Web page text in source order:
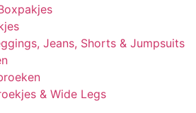
Jeans, Shorts & Jumpsuits
& Wide Legs